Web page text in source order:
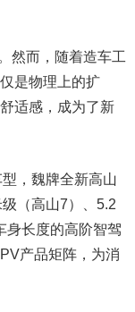
然而，随着造车工
是物理上的扩
适感，成为了新
，魏牌全新高山
（高山7）、5.2
身长度的高阶智驾
产品矩阵，为消